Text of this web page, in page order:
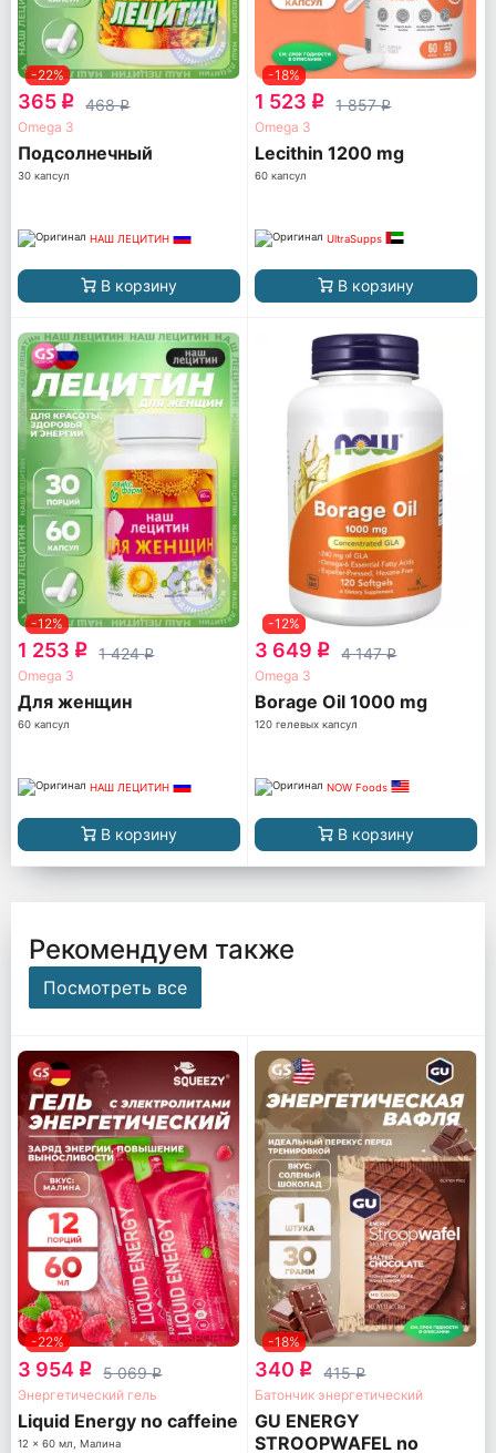
-22%
365 q 468q
Omega 3
Подсолнечный
30 капсул
НАШ ЛЕЦИТИН
В корзину
-18%
1 523 q 1 857q
Omega 3
Lecithin 1200 mg
60 капсул
UltraSupps
В корзину
-12%
1 253 q 1 424q
Omega 3
Для женщин
60 капсул
НАШ ЛЕЦИТИН
В корзину
-12%
3 649 q 4 147q
Omega 3
Borage Oil 1000 mg
120 гелевых капсул
NOW Foods
В корзину
Рекомендуем также
Посмотреть все
-22%
3 954 q 5 069q
Энергетический гель
Liquid Energy no caffeine
12 x 60 мл, Малина
-18%
340 q 415q
Батончик энергетический
GU ENERGY
STROOPWAFEL no